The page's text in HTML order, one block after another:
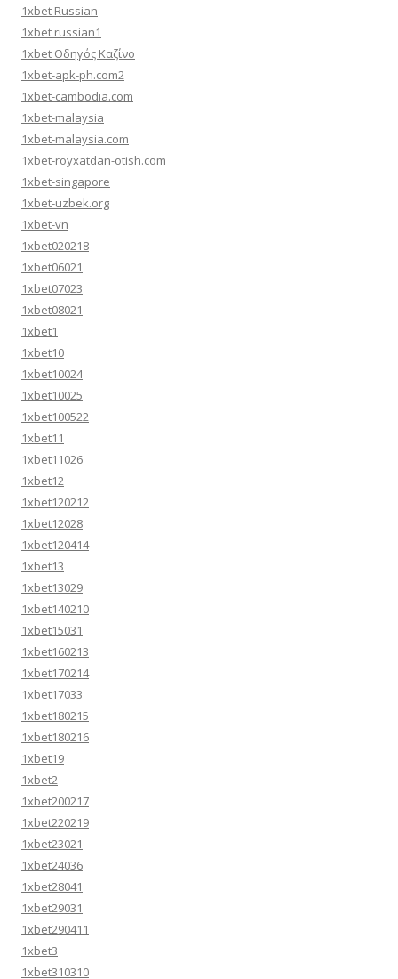
1xbet Russian
1xbet russian1
1xbet Οδηγός Καζίνο
1xbet-apk-ph.com2
1xbet-cambodia.com
1xbet-malaysia
1xbet-malaysia.com
1xbet-royxatdan-otish.com
1xbet-singapore
1xbet-uzbek.org
1xbet-vn
1xbet020218
1xbet06021
1xbet07023
1xbet08021
1xbet1
1xbet10
1xbet10024
1xbet10025
1xbet100522
1xbet11
1xbet11026
1xbet12
1xbet120212
1xbet12028
1xbet120414
1xbet13
1xbet13029
1xbet140210
1xbet15031
1xbet160213
1xbet170214
1xbet17033
1xbet180215
1xbet180216
1xbet19
1xbet2
1xbet200217
1xbet220219
1xbet23021
1xbet24036
1xbet28041
1xbet29031
1xbet290411
1xbet3
1xbet310310